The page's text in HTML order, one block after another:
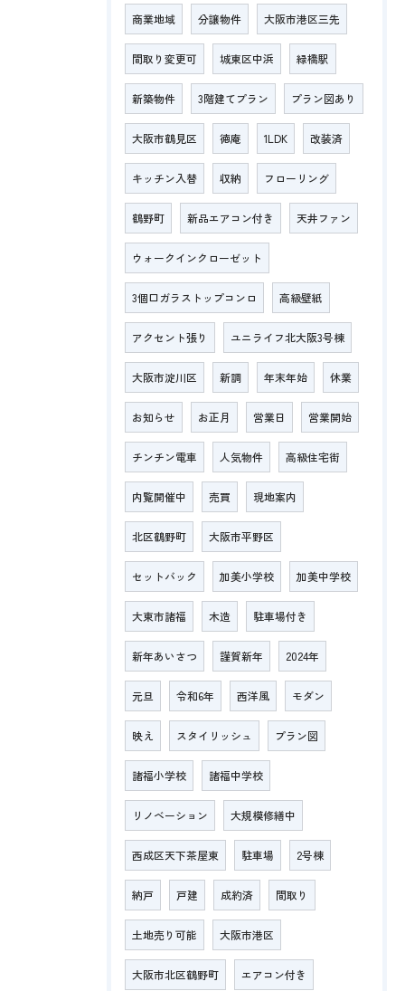
商業地域 分譲物件 大阪市港区三先
間取り変更可 城東区中浜 緑橋駅
新築物件 3階建てプラン プラン図あり
大阪市鶴見区 徳庵 1LDK 改装済
キッチン入替 収納 フローリング
鶴野町 新品エアコン付き 天井ファン
ウォークインクローゼット
3個口ガラストップコンロ 高級壁紙
アクセント張り ユニライフ北大阪3号棟
大阪市淀川区 新調 年末年始 休業
お知らせ お正月 営業日 営業開始
チンチン電車 人気物件 高級住宅街
内覧開催中 売買 現地案内
北区鶴野町 大阪市平野区
セットバック 加美小学校 加美中学校
大東市諸福 木造 駐車場付き
新年あいさつ 謹賀新年 2024年
元旦 令和6年 西洋風 モダン
映え スタイリッシュ プラン図
諸福小学校 諸福中学校
リノベーション 大規模修繕中
西成区天下茶屋東 駐車場 2号棟
納戸 戸建 成約済 間取り
土地売り可能 大阪市港区
大阪市北区鶴野町 エアコン付き